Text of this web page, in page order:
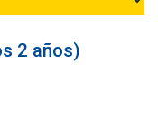
2 años)